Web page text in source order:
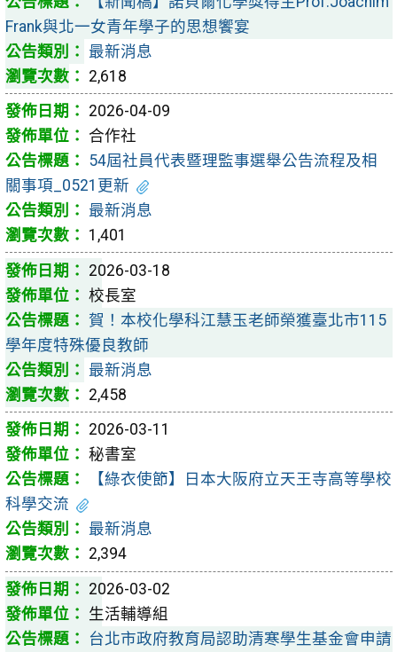
Frank與北一女青年學子的思想饗宴
最新消息
2,618
2026-04-09
合作社
54屆社員代表暨理監事選舉公告流程及相
關事項_0521更新
最新消息
1,401
2026-03-18
校長室
賀！本校化學科江慧玉老師榮獲臺北市115
學年度特殊優良教師
最新消息
2,458
2026-03-11
秘書室
【綠衣使節】日本大阪府立天王寺高等學校
科學交流
最新消息
2,394
2026-03-02
生活輔導組
台北市政府教育局認助清寒學生基金會申請